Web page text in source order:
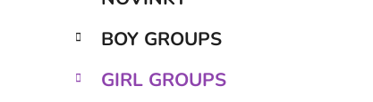
č
ý
kategórie
e
ó
BOY GROUPS
GIRL GROUPS